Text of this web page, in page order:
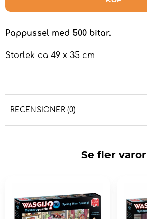
Pappussel med 500 bitar.
Storlek ca 49 x 35 cm
RECENSIONER (0)
Se fler varor